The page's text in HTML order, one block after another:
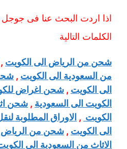
اذا اردت البحث عنا فى
الكلمات التالية
شحن من الرياض الى الكويت,
من السعودية الى الكويت,
الى الكويت,شحن اغراض
الكويت الى السعودية,شحن
الكويت,الاوراق المطلوبة
الى الكويت,شحن من الرياض
الاثاث من السعودية الى الكويت